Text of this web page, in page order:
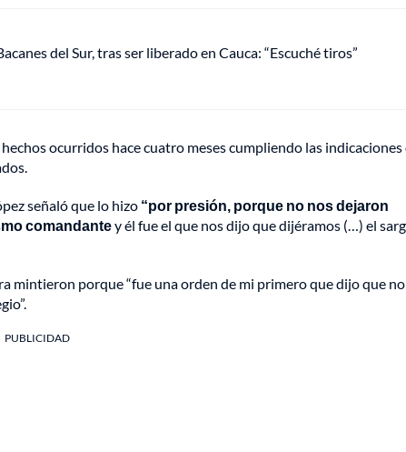
del Sur, tras ser liberado en Cauca: “Escuché tiros”
ocurridos hace cuatro meses cumpliendo las indicaciones
señaló que lo hizo “por presión, porque no nos dejaron
comandantey él fue el que nos dijo que dijéramos (…) el
mintieron porque “fue una orden de mi primero que dijo que no
PUBLICIDAD